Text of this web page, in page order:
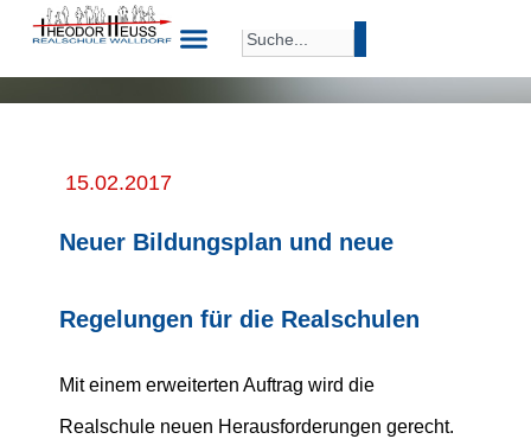
15.02.2017
Neuer Bildungsplan und neue
Regelungen für die Realschulen
Mit einem erweiterten Auftrag wird die
Realschule neuen Herausforderungen gerecht.